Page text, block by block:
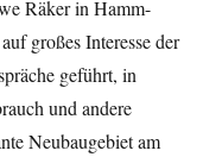
Räker in Hamm-
großes Interesse der
geführt, in
und andere
Neubaugebiet am